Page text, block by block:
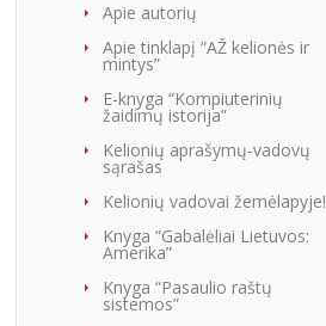
Apie autorių
Apie tinklapį “AŽ kelionės ir
mintys”
E-knyga “Kompiuterinių
žaidimų istorija”
Kelionių aprašymų-vadovų
sąrašas
Kelionių vadovai žemėlapyje!
Knyga “Gabalėliai Lietuvos:
Amerika”
Knyga “Pasaulio raštų
sistemos”